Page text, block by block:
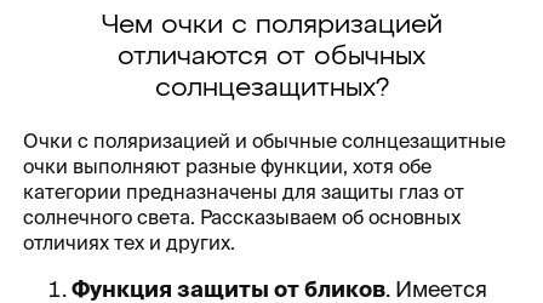
Чем очки с поляризацией
отличаются от обычных
солнцезащитных?
Очки с поляризацией и обычные солнцезащитные
очки выполняют разные функции, хотя обе
категории предназначены для защиты глаз от
солнечного света. Рассказываем об основных
отличиях тех и других.
Функция защиты от бликов. Имеется